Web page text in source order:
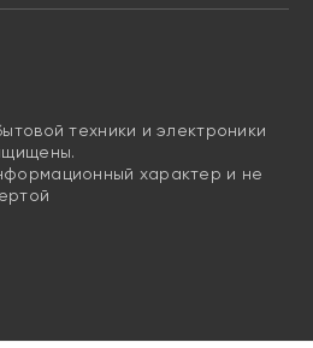
персональных данных
техники и электроники
характер и не